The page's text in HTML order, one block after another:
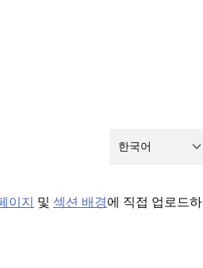
한국어
이지 및 섹션 배경에 직접 업로드하